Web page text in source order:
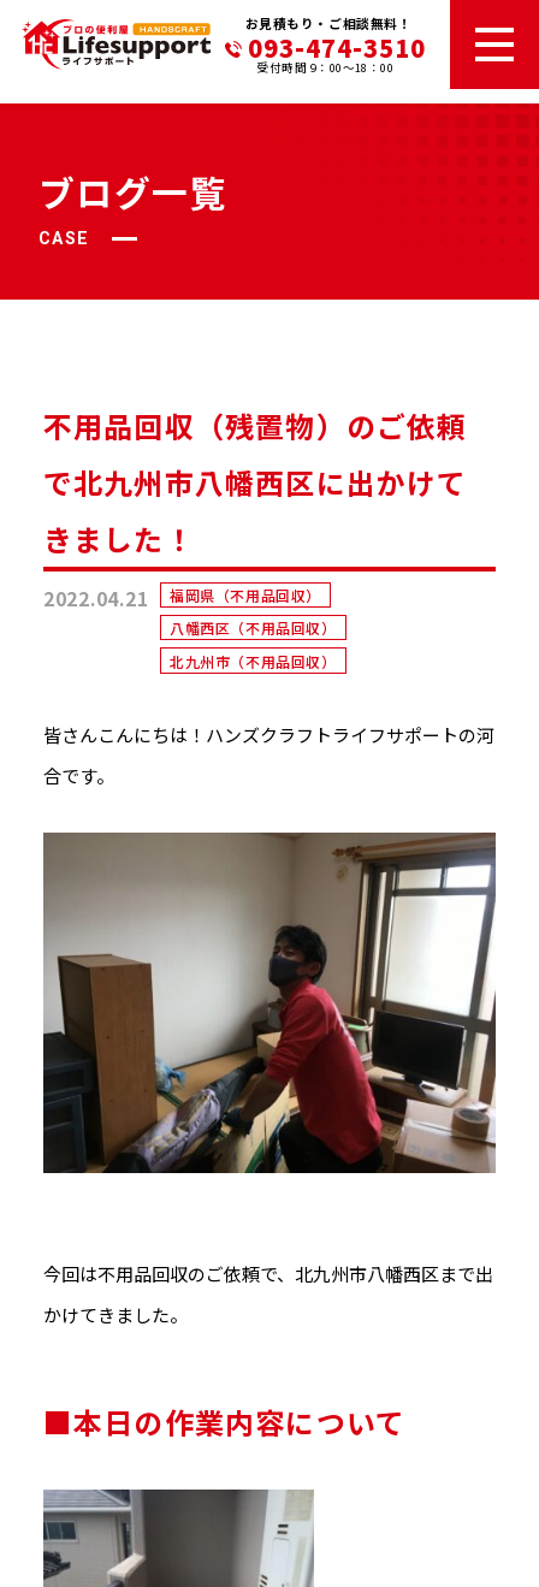
お見積もり・ご相談無料！
093-474-3510
受付時間 9：00～18：00
ブログ一覧
CASE
不用品回収（残置物）のご依頼
で北九州市八幡西区に出かけて
きました！
2022.04.21
福岡県（不用品回収）
八幡西区（不用品回収）
北九州市（不用品回収）
皆さんこんにちは！ハンズクラフトライフサポートの河
合です。
今回は不用品回収のご依頼で、北九州市八幡西区まで出
かけてきました。
■本日の作業内容について